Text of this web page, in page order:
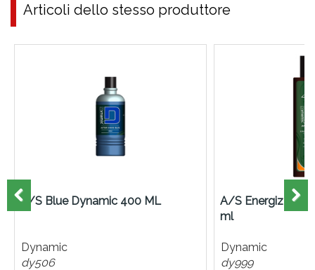
Articoli dello stesso produttore
A/S Blue Dynamic 400 ML
Dynamic
dy506
A/S
ml
Dynamic
dy999